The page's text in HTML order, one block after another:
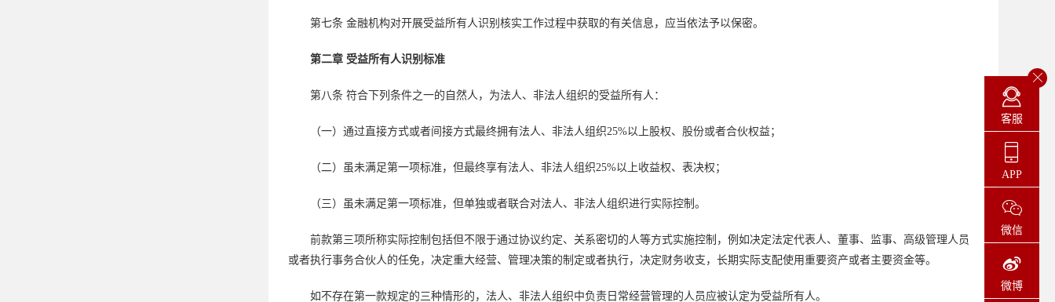
第七条 金融机构对开展受益所有人识别核实工作过程中获取的有关信息，应当依法予以保密。
第二章 受益所有人识别标准
第八条 符合下列条件之一的自然人，为法人、非法人组织的受益所有人：
（一）通过直接方式或者间接方式最终拥有法人、非法人组织25%以上股权、股份或者合伙权益；
（二）虽未满足第一项标准，但最终享有法人、非法人组织25%以上收益权、表决权；
（三）虽未满足第一项标准，但单独或者联合对法人、非法人组织进行实际控制。
前款第三项所称实际控制包括但不限于通过协议约定、关系密切的人等方式实施控制，例如决定法定代表人、董事、监事、高级管理人员
或者执行事务合伙人的任免，决定重大经营、管理决策的制定或者执行，决定财务收支，长期实际支配使用重要资产或者主要资金等。
如不存在第一款规定的三种情形的，法人、非法人组织中负责日常经营管理的人员应被认定为受益所有人。
客服
APP
微信
微博